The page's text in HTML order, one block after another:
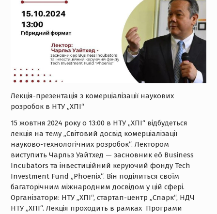
Лекція-презентація з комерціалізації наукових
розробок в НТУ „ХПІ“
15 жовтня 2024 року о 13:00 в НТУ „ХПІ“ відбудеться
лекція на тему „Світовий досвід комерціалізації
науково-технологічних розробок“. Лектором
виступить Чарльз Уайтхед — засновник eō Business
Incubators та інвестиційний керуючий фонду Tech
Investment Fund „Phoenix“. Він поділиться своїм
багаторічним міжнародним досвідом у цій сфері.
Організатори: НТУ „ХПІ“, стартап-центр „Спарк“, НДЧ
НТУ „ХПІ“. Лекція проходить в рамках Програми